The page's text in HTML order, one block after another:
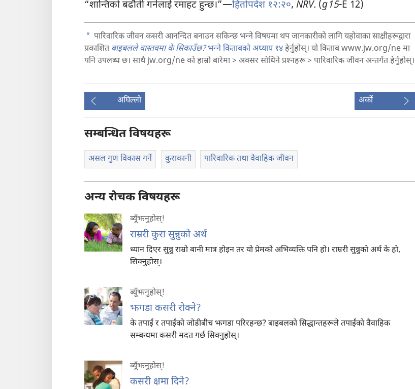
“शान्तिको बढौती गर्नेलाई रमाहट हुन्छ।”—हितोपदेश १२:२०, NRV. (g15-E 12)
a पारिवारिक जीवन कसरी आनन्दित बनाउन सकिन्छ भन्‍ने विषयमा थप जानकारीको लागि यहोवाका साक्षीहरूद्वारा
प्रकाशित बाइबलले वास्तवमा के सिकाउँछ?भन्‍ने किताबको अध्याय १४हेर्नुहोस्‌। यो किताब www.jw.org/ne मा
पनि उपलब्ध छ। साथै jw.org/ne को हाम्रो बारेमा > अक्सर सोधिने प्रश्‍नहरू > पारिवारिक जीवनअन्तर्गत हेर्नुहोस्‌।
अघिल्लो अर्को
सम्बन्धित विषयहरू
असल गुण विकास गर्ने कुराकानी पारिवारिक तथा वैवाहिक जीवन
अन्य रोचक विषयहरू
ब्यूँझनुहोस्!
राम्ररी कुरा सुन्नुको अर्थ
ध्यान दिएर सुन्नु राम्रो बानी मात्र होइन तर यो प्रेमको अभिव्यक्ति पनि हो। राम्ररी सुन्नुको अर्थ के हो,
सिक्नुहोस्।
ब्यूँझनुहोस्!
झगडा कसरी रोक्ने?
के तपाईं र तपाईंको जोडीबीच झगडा परिरहन्छ? बाइबलको सिद्धान्तहरूले तपाईंको वैवाहिक
सम्बन्धमा कसरी मदत गर्छ सिक्नुहोस्‌।
ब्यूँझनुहोस्!
कसरी क्षमा दिने?